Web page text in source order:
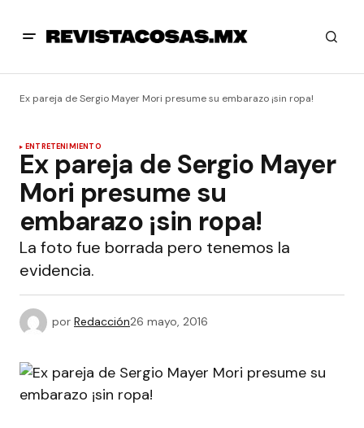
Ex pareja de Sergio Mayer Mori presume su embarazo ¡sin ropa!
ENTRETENIMIENTO
Ex pareja de Sergio Mayer
Mori presume su
embarazo ¡sin ropa!
La foto fue borrada pero tenemos la
evidencia.
por Redacción26 mayo, 2016